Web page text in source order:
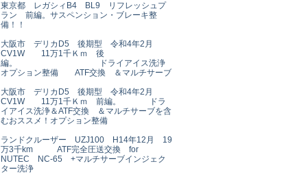
東京都 レガシィB4 BL9 リフレッシュプ
ラン 前編。サスペンション・ブレーキ整
備！！
大阪市 デリカD5 後期型 令和4年2月
CV1W 11万1千Ｋｍ 後
編。 ドライアイス洗浄
オプション整備 ATF交換 ＆マルチサーブ
大阪市 デリカD5 後期型 令和4年2月
CV1W 11万1千Ｋｍ 前編。 ドラ
イアイス洗浄＆ATF交換 ＆マルチサーブを含
むおススメ！オプション整備
ランドクルーザー UZJ100 H14年12月 19
万3千km ATF完全圧送交換 for
NUTEC NC-65 +マルチサーブインジェク
ター洗浄